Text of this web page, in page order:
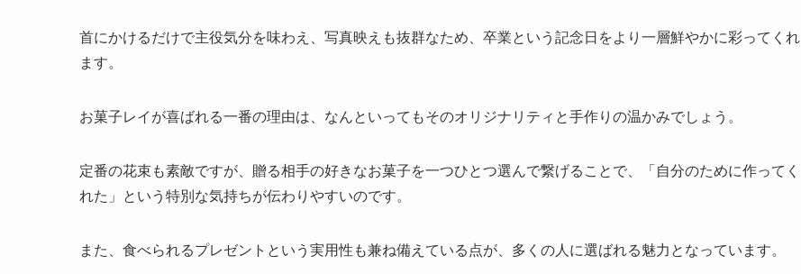
首にかけるだけで主役気分を味わえ、写真映えも抜群なため、卒業という記念日をより一層鮮やかに彩ってくれ
ます。
お菓子レイが喜ばれる一番の理由は、なんといってもそのオリジナリティと手作りの温かみでしょう。
定番の花束も素敵ですが、贈る相手の好きなお菓子を一つひとつ選んで繋げることで、「自分のために作ってく
れた」という特別な気持ちが伝わりやすいのです。
また、食べられるプレゼントという実用性も兼ね備えている点が、多くの人に選ばれる魅力となっています。